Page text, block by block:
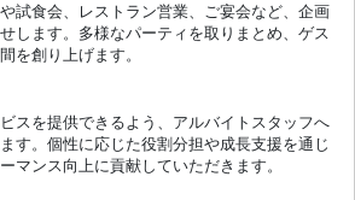
試食会、レストラン営業、ご宴会など、企画
します。多様なパーティを取りまとめ、ゲス
を創り上げます。
スを提供できるよう、アルバイトスタッフへ
す。個性に応じた役割分担や成長支援を通じ
マンス向上に貢献していただきます。